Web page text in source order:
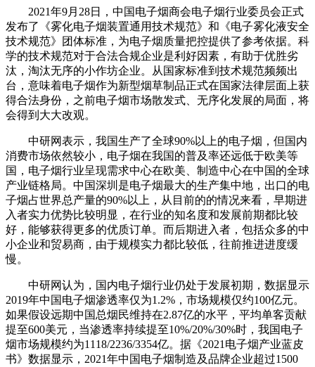
2021年9月28日，中国电子烟商会电子烟行业委员会正式
发布了《雾化电子烟装置通用技术规范》和《电子雾化液安全
技术规范》团体标准，为电子烟质量把控提供了参考依据。科
学的技术规范对于合法合规企业是利好因素，有助于优胜劣
汰，淘汰无序的小作坊企业。从国家标准到技术规范频频出
台，意味着电子烟作为新型烟草制品正式在国家法律层面上获
得合法身份，之前电子烟市场散发式、无序化发展的局面，将
会得到大大改观。
中研网表示，我国生产了全球90%以上的电子烟，但国内
消费市场依然较小，电子烟在我国的普及率还远低于欧美等
国，电子烟行业呈现需求中心在欧美、制造中心在中国的全球
产业链格局。中国深圳是电子烟最大的生产集中地，出口的电
子烟占世界总产量的90%以上，从目前的的情况来看，早期进
入者实力优势比较明显，在行业的知名度和发展前期都比较
好，能够获得更多的优质订单。而后期进入者，包括众多的中
小企业和贸易商，由于规模实力都比较低，往前推进进度缓
慢。
中研网认为，国内电子烟行业仍处于发展初期，数据显示
2019年中国电子烟渗透率仅为1.2%，市场规模仅约100亿元。
如果假设远期中国总烟民维持在2.87亿的水平，平均单客贡献
提至600美元，当渗透率持续提至10%/20%/30%时，我国电子
烟市场规模约为1118/2236/3354亿。据《2021电子烟产业蓝皮
书》数据显示，2021年中国电子烟制造及品牌企业超过1500